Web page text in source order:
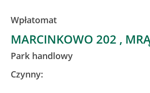
Wpłatomat
MARCINKOWO 202 ,
Park handlowy
Czynny: